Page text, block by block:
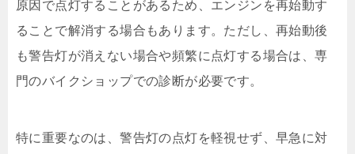
原因で点灯することがあるため、エンジンを再始動す
ることで解消する場合もあります。ただし、再始動後
も警告灯が消えない場合や頻繁に点灯する場合は、専
門のバイクショップでの診断が必要です。
特に重要なのは、警告灯の点灯を軽視せず、早急に対